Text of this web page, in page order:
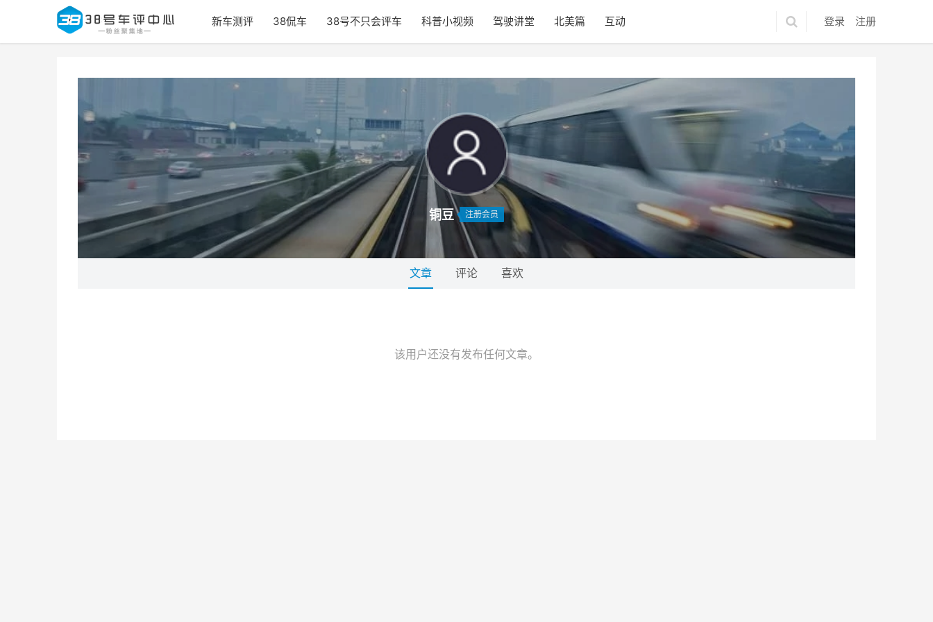
新车测评 38侃车 38号不只会评车 科普小视频 驾驶讲堂 北美篇 互动 登录 注册
铜豆 注册会员
文章 评论 喜欢
该用户还没有发布任何文章。